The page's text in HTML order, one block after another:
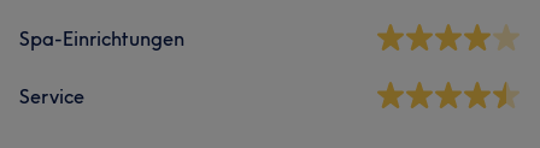
Spa-Einrichtungen
Service